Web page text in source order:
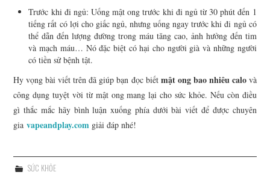
Trước khi đi ngủ: Uống mật ong trước khi đi ngủ từ 30 phút đến 1
tiếng rất có lợi cho giấc ngủ, nhưng uống ngay trước khi đi ngủ có
thể dẫn đến lượng đường trong máu tăng cao, ảnh hưởng đến tim
và mạch máu… Nó đặc biệt có hại cho người già và những người
có tiền sử bệnh tật.
Hy vọng bài viết trên đã giúp bạn đọc biết mật ong bao nhiêu calovà
công dụng tuyệt vời từ mật ong mang lại cho sức khỏe. Nếu còn điều
gì thắc mắc hãy bình luận xuống phía dưới bài viết để được chuyên
giavapeandplay.com giải đáp nhé!
SỨC KHỎE